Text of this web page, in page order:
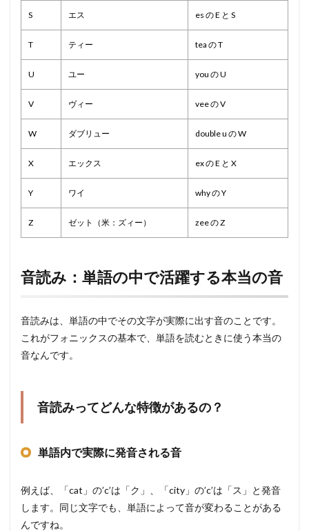
S エス es の E と S
T ティー tea の T
U ユー you の U
V ヴィー vee の V
W ダブリュー double u の W
X エックス ex の E と X
Y ワイ why の Y
Z ゼット（米：ズィー） zee の Z
音読み：単語の中で活躍する本当の音
音読みは、単語の中でその文字が実際に出す音のことです。
これがフォニックスの基本で、単語を読むときに使う本当の
音なんです。
音読みってどんな特徴があるの？
単語内で実際に発音される音
例えば、「cat」の’c’は「ク」、「city」の’c’は「ス」と発音
します。同じ文字でも、単語によって音が変わることがある
んですね。